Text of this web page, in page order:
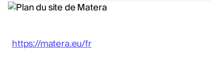
https://matera.eu/fr